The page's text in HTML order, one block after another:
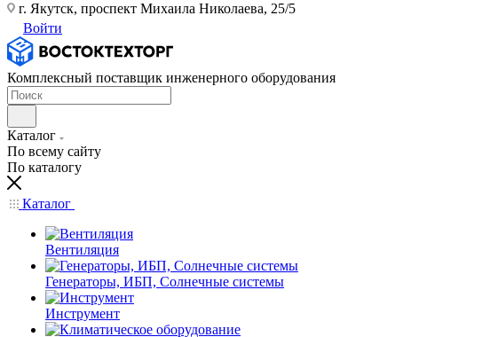
г. Якутск, проспект Михаила Николаева, 25/5
Войти
Комплексный поставщик инженерного оборудования
Каталог
По всему сайту
По каталогу
Каталог
Вентиляция
Генераторы, ИБП, Солнечные системы
Инструмент